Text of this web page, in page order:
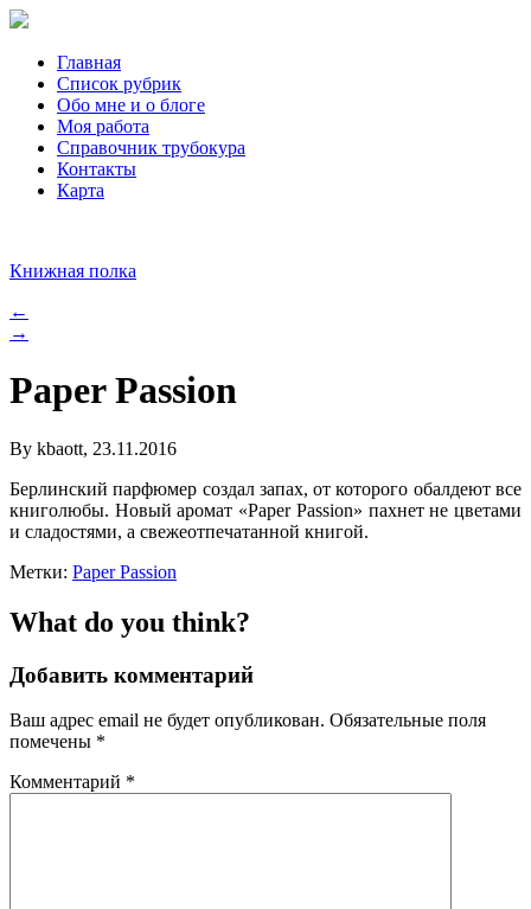
Главная
Список рубрик
Обо мне и о блоге
Моя работа
Справочник трубокура
Контакты
Карта
Книжная полка
←
→
Paper Passion
By kbaott, 23.11.2016
Берлинский парфюмер создал запах, от которого обалдеют все
книголюбы. Новый аромат «Paper Passion» пахнет не цветами
и сладостями, а свежеотпечатанной книгой.
Метки: Paper Passion
What do you think?
Добавить комментарий
Ваш адрес email не будет опубликован. Обязательные поля
помечены *
Комментарий *